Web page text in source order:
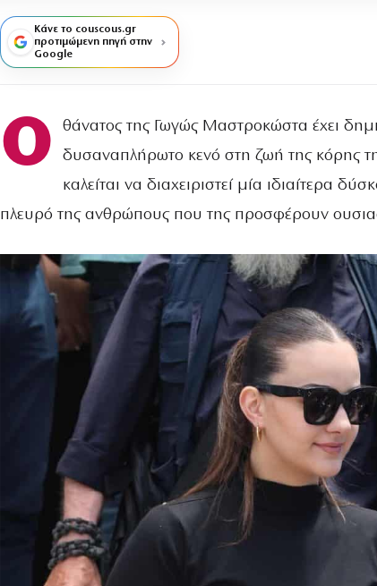
Κάνε το couscous.gr
προτιμώμενη πηγή στην
Google
Ο
θάνατος της Γωγώς Μαστροκώστα έχει
δυσαναπλήρωτο κενό στη ζωή της κόρης
καλείται να διαχειριστεί μία ιδιαίτερα
πλευρό της ανθρώπους που της προσφέρουν